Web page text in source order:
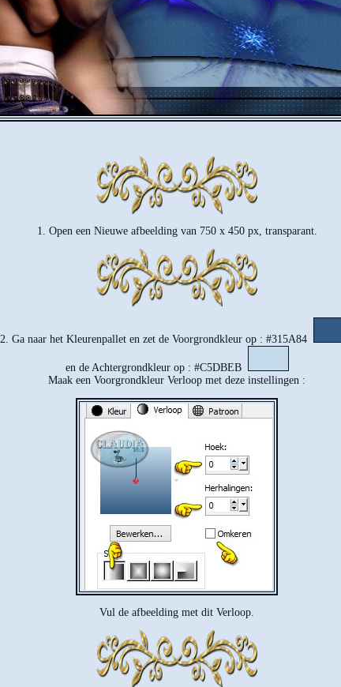
1. Open een Nieuwe afbeelding van 750 x 450 px, transparant.
2. Ga naar het Kleurenpallet en zet de Voorgrondkleur op : #315A84
en de Achtergrondkleur op : #C5DBEB
Maak een Voorgrondkleur Verloop met deze instellingen :
Vul de afbeelding met dit Verloop.